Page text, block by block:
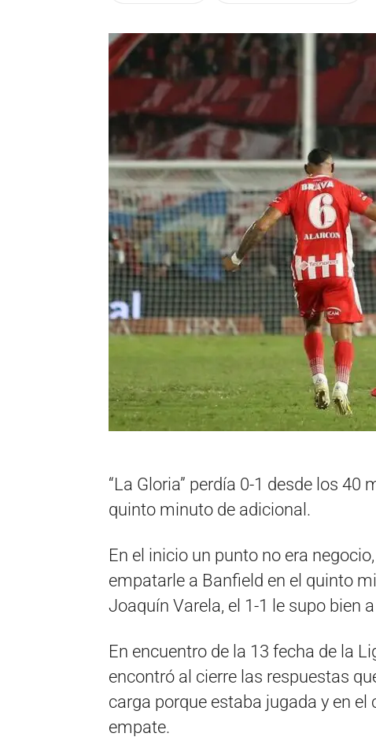
“La Gloria” perdía 0-1 desde los 40
quinto minuto de adicional.
En el inicio un punto no era
empatarle a Banfield en el quinto
Joaquín Varela, el 1-1 le supo bien
En encuentro de la 13 fecha de la
encontró al cierre las respuestas
carga porque estaba jugada y en
empate.